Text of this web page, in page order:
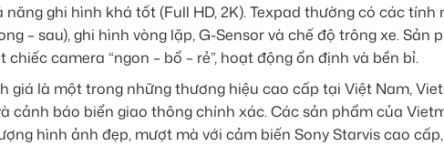
ghi hình khá tốt (Full HD, 2K). Texpad thường có các tính
– sau), ghi hình vòng lặp, G-Sensor và chế độ trông xe. Sản
camera “ngon – bổ – rẻ”, hoạt động ổn định và bền bỉ.
giá là một trong những thương hiệu cao cấp tại Việt Nam,
cảnh báo biển giao thông chính xác. Các sản phẩm của
hình ảnh đẹp, mượt mà với cảm biến Sony Starvis cao